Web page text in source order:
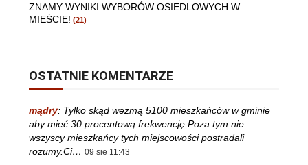
ZNAMY WYNIKI WYBORÓW OSIEDLOWYCH W
MIEŚCIE! (21)
OSTATNIE KOMENTARZE
mądry: Tylko skąd wezmą 5100 mieszkańców w gminie
aby mieć 30 procentową frekwencję.Poza tym nie
wszyscy mieszkańcy tych miejscowości postradali
rozumy.Ci… 09 sie 11:43